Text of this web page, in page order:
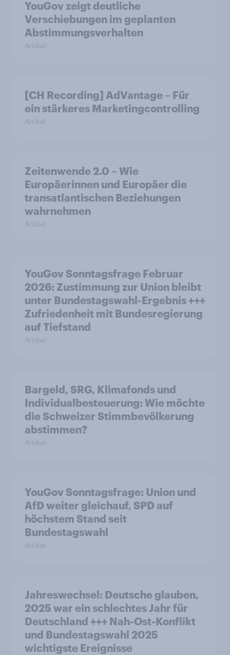
YouGov zeigt deutliche
Verschiebungen im geplanten
Abstimmungsverhalten
Artikel
[CH Recording] AdVantage – Für
ein stärkeres Marketingcontrolling
Artikel
Zeitenwende 2.0 – Wie
Europäerinnen und Europäer die
transatlantischen Beziehungen
wahrnehmen
Artikel
YouGov Sonntagsfrage Februar
2026: Zustimmung zur Union bleibt
unter Bundestagswahl-Ergebnis +++
Zufriedenheit mit Bundesregierung
auf Tiefstand
Artikel
Bargeld, SRG, Klimafonds und
Individualbesteuerung: Wie möchte
die Schweizer Stimmbevölkerung
abstimmen?
Artikel
YouGov Sonntagsfrage: Union und
AfD weiter gleichauf, SPD auf
höchstem Stand seit
Bundestagswahl
Artikel
Jahreswechsel: Deutsche glauben,
2025 war ein schlechtes Jahr für
Deutschland +++ Nah-Ost-Konflikt
und Bundestagswahl 2025
wichtigste Ereignisse